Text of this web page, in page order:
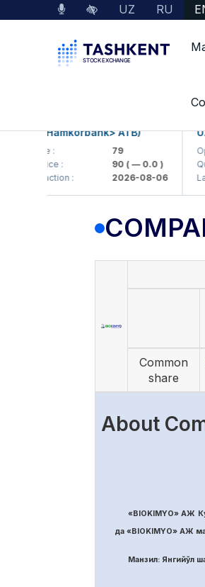
UZ RU
Company
(<Hamkorbank> ATB)
( — 0.0 )
transaction :
2026-08-06
Open
Last
Common
share
About
«BIOKIMYO» АЖ
да «BIOKIMYO» АЖ
Манзил: Янгийўл